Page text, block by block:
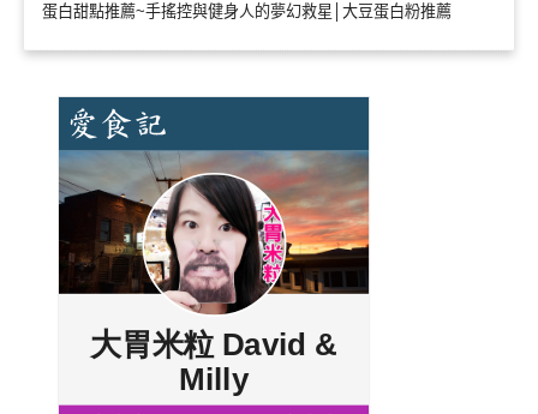
蛋白甜點推薦~手搖控與健身人的夢幻救星│大豆蛋白粉推薦